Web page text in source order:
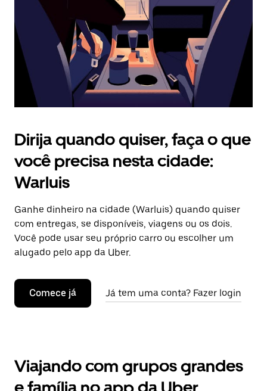
o
calendário.
Dirija quando quiser, faça o que
você precisa nesta cidade:
Warluis
Ganhe dinheiro na cidade (Warluis) quando quiser
com entregas, se disponíveis, viagens ou os dois.
Você pode usar seu próprio carro ou escolher um
alugado pelo app da Uber.
Comece já Já tem uma conta? Fazer login
Viajando com grupos grandes